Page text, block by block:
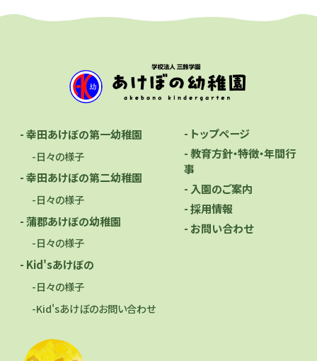
- 幸田あけぼの第一幼稚園
-日々の様子
- 幸田あけぼの第二幼稚園
-日々の様子
- 蒲郡あけぼの幼稚園
-日々の様子
- Kid'sあけぼの
-日々の様子
-Kid'sあけぼのお問い合わせ
- トップページ
- 教育方針・特徴・年間行
事
- 入園のご案内
- 採用情報
- お問い合わせ